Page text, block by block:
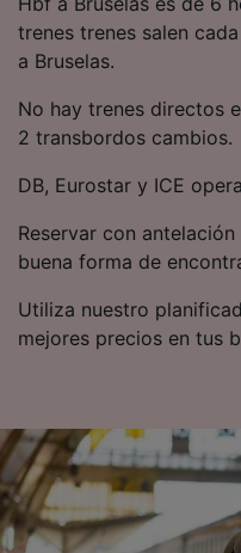
trenes trenes salen
a Bruselas.
No hay trenes directos
2 transbordos cambios.
DB, Eurostar y ICE
Reservar con
buena forma de
Utiliza nuestro
mejores precios en tus